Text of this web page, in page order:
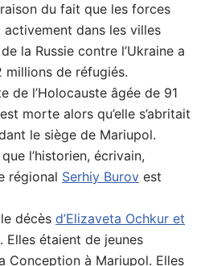
du fait que les forces
dans les villes
la Russie contre l’Ukraine a
de réfugiés.
de l’Holocauste âgée de 91
morte alors qu’elle s’abritait
le siège de Mariupol.
l’historien, écrivain,
régional Serhiy Burov est
décès d’Elizaveta Ochkur et
. Elles étaient de jeunes
Conception à Mariupol. Elles